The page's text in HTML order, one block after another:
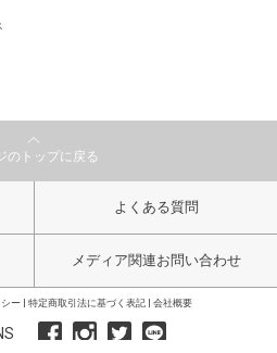
のトップに戻る
よくある質問
メディア関連お問い合わせ
ー 特定商取引法に基づく表記 会社概要